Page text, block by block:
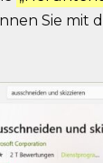
Sie mit